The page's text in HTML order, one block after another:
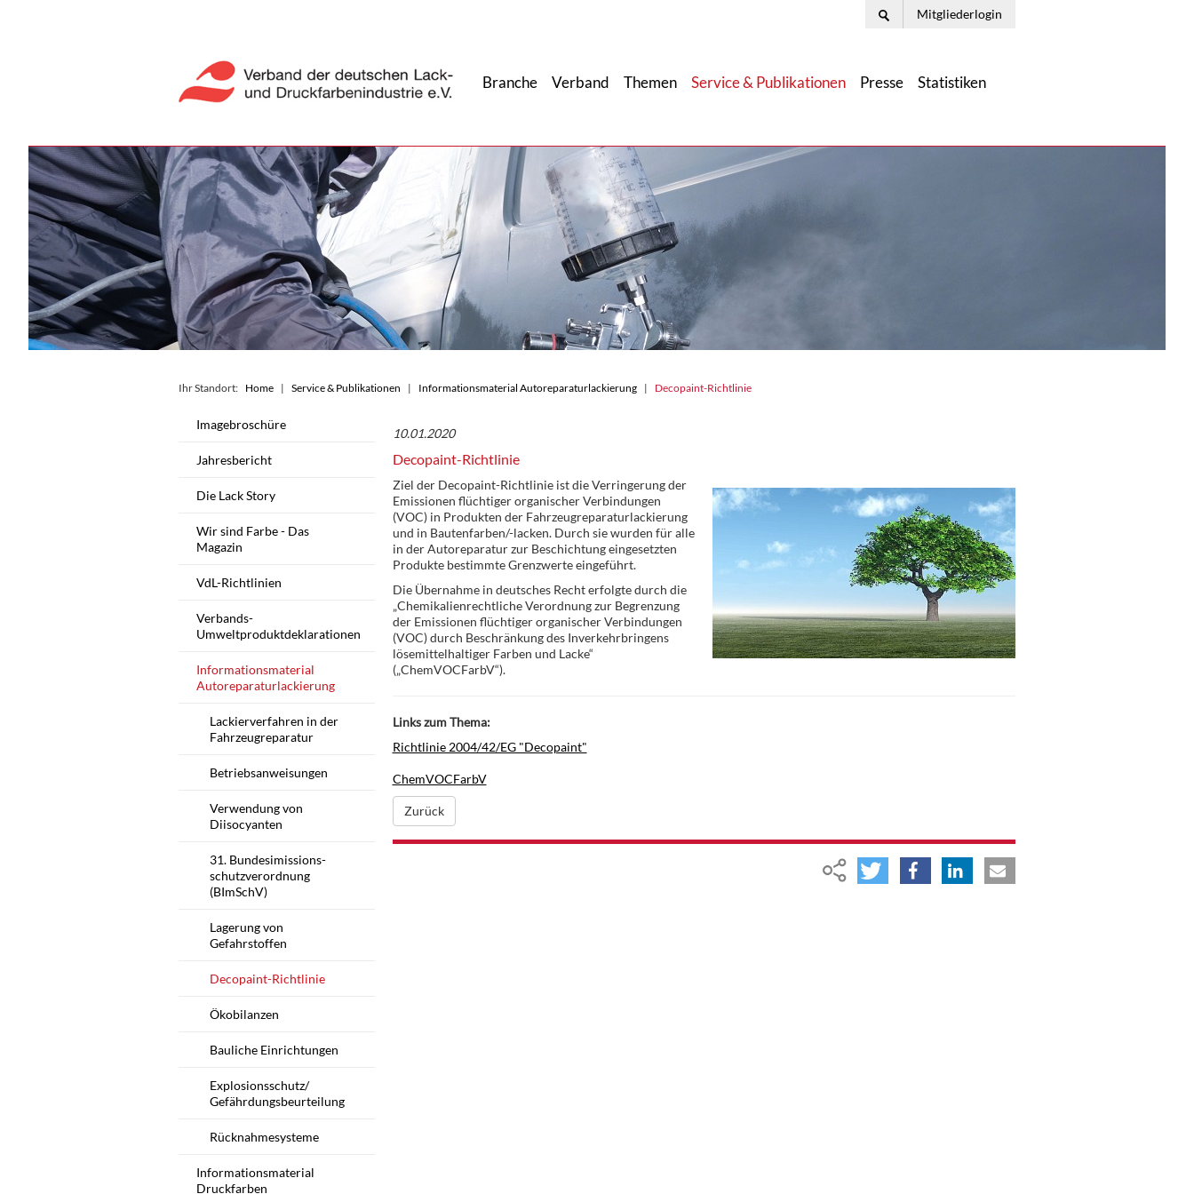
Mitgliederlogin
Branche Verband Themen Service & Publikationen Presse Statistiken
Ihr Standort: Home Service & Publikationen Informationsmaterial Autoreparaturlackierung Decopaint-Richtlinie
Imagebroschüre
Jahresbericht
Die Lack Story
Wir sind Farbe - Das
Magazin
VdL-Richtlinien
Verbands-
Umweltproduktdeklarationen
Informationsmaterial
Autoreparaturlackierung
Lackierverfahren in der
Fahrzeugreparatur
Betriebsanweisungen
Verwendung von
Diisocyanten
31. Bundesimissions-
schutzverordnung
(BImSchV)
Lagerung von
Gefahrstoffen
Decopaint-Richtlinie
Ökobilanzen
Bauliche Einrichtungen
Explosionsschutz/
Gefährdungsbeurteilung
Rücknahmesysteme
Informationsmaterial
Druckfarben
10.01.2020
Decopaint-Richtlinie
Ziel der Decopaint-Richtlinie ist die Verringerung der
Emissionen flüchtiger organischer Verbindungen
(VOC) in Produkten der Fahrzeugreparaturlackierung
und in Bautenfarben/-lacken. Durch sie wurden für alle
in der Autoreparatur zur Beschichtung eingesetzten
Produkte bestimmte Grenzwerte eingeführt.
Die Übernahme in deutsches Recht erfolgte durch die
„Chemikalienrechtliche Verordnung zur Begrenzung
der Emissionen flüchtiger organischer Verbindungen
(VOC) durch Beschränkung des Inverkehrbringens
lösemittelhaltiger Farben und Lacke“
(„ChemVOCFarbV“).
Links zum Thema:
Richtlinie 2004/42/EG "Decopaint"
ChemVOCFarbV
Zurück